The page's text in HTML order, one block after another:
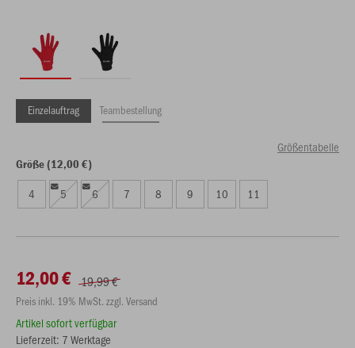
Einzelauftrag Teambestellung
Größentabelle
Größe (12,00 €)
4 5 6 7 8 9 10 11
12,00 € 19,99 €
Preis inkl. 19% MwSt. zzgl. Versand
Artikel sofort verfügbar
Lieferzeit: 7 Werktage